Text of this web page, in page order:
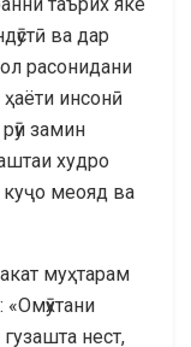
ва дар
расонидани
инсонӣ
замин
худро
куҷо меояд ва
муҳтарам
нест,